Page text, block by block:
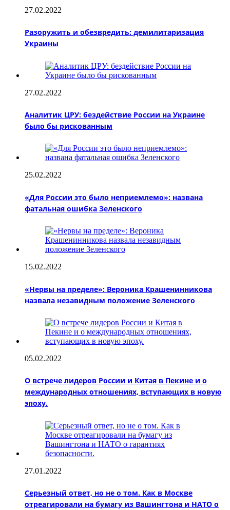
27.02.2022
Разоружить и обезвредить: демилитаризация
Украины
27.02.2022
Аналитик ЦРУ: бездействие России на Украине
было бы рискованным
25.02.2022
«Для России это было неприемлемо»: названа
фатальная ошибка Зеленского
15.02.2022
«Нервы на пределе»: Вероника Крашенинникова
назвала незавидным положение Зеленского
05.02.2022
О встрече лидеров России и Китая в Пекине и о
международных отношениях, вступающих в новую
эпоху.
27.01.2022
Серьезный ответ, но не о том. Как в Москве
отреагировали на бумагу из Вашингтона и НАТО о